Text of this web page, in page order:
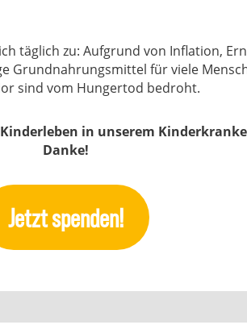
täglich zu: Aufgrund von Inflation,
Grundnahrungsmittel für viele
sind vom Hungertod bedroht.
in unserem
Danke!
Jetzt spenden!